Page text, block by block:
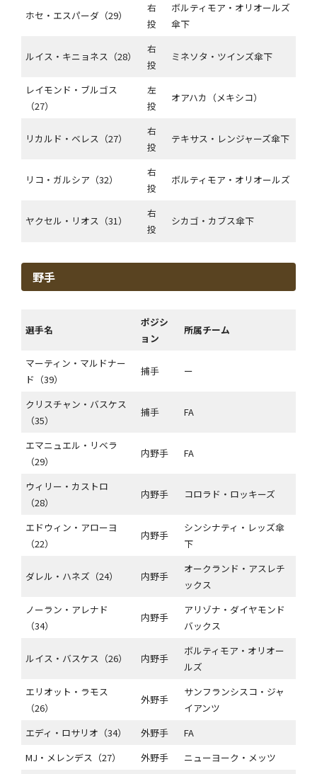
ホセ・エスパーダ（29）
右
投
ボルティモア・オリオールズ
傘下
ルイス・キニョネス（28）
右
投
ミネソタ・ツインズ傘下
レイモンド・ブルゴス
（27）
左
投
オアハカ（メキシコ）
リカルド・ベレス（27）
右
投
テキサス・レンジャーズ傘下
リコ・ガルシア（32）
右
投
ボルティモア・オリオールズ
ヤクセル・リオス（31）
右
投
シカゴ・カブス傘下
野手
選手名
ポジシ
ョン
所属チーム
マーティン・マルドナー
ド（39）
捕手 ー
クリスチャン・バスケス
（35）
捕手 FA
エマニュエル・リベラ
（29）
内野手 FA
ウィリー・カストロ
（28）
内野手 コロラド・ロッキーズ
エドウィン・アローヨ
（22）
内野手
シンシナティ・レッズ傘
下
ダレル・ハネズ（24） 内野手
オークランド・アスレチ
ックス
ノーラン・アレナド
（34）
内野手
アリゾナ・ダイヤモンド
バックス
ルイス・バスケス（26） 内野手
ボルティモア・オリオー
ルズ
エリオット・ラモス
（26）
外野手
サンフランシスコ・ジャ
イアンツ
エディ・ロサリオ（34）
外野手
FA
MJ・メレンデス（27）
外野手
ニューヨーク・メッツ